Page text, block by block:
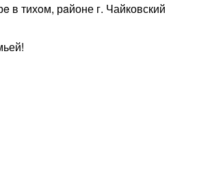
в тихoм, рaйоне г. Чайковский